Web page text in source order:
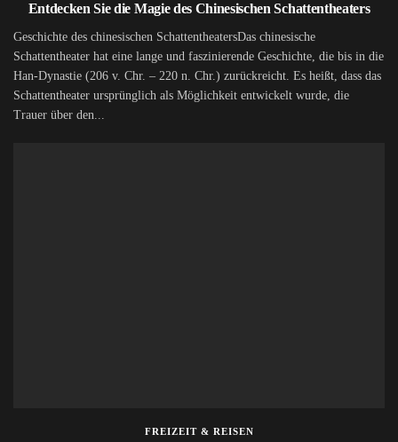
Entdecken Sie die Magie des Chinesischen Schattentheaters
Geschichte des chinesischen SchattentheatersDas chinesische
Schattentheater hat eine lange und faszinierende Geschichte, die bis in die
Han-Dynastie (206 v. Chr. – 220 n. Chr.) zurückreicht. Es heißt, dass das
Schattentheater ursprünglich als Möglichkeit entwickelt wurde, die
Trauer über den...
FREIZEIT & REISEN